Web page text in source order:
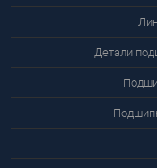
Детали